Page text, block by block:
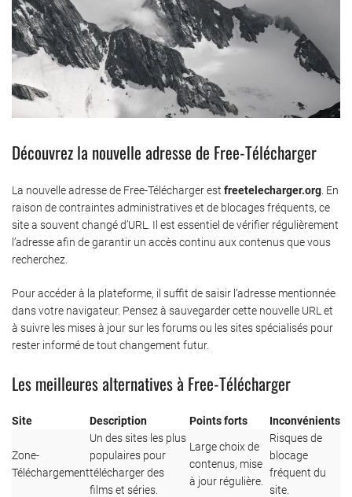
Découvrez la nouvelle adresse de Free-Télécharger
La nouvelle adresse de Free-Télécharger est freetelecharger.org . En
raison de contraintes administratives et de blocages fréquents, ce
site a souvent changé d’URL. Il est essentiel de vérifier régulièrement
l’adresse afin de garantir un accès continu aux contenus que vous
recherchez.
Pour accéder à la plateforme, il suffit de saisir l’adresse mentionnée
dans votre navigateur. Pensez à sauvegarder cette nouvelle URL et
à suivre les mises à jour sur les forums ou les sites spécialisés pour
rester informé de tout changement futur.
Les meilleures alternatives à Free-Télécharger
Site Description Points forts Inconvénients
Zone-
Téléchargement
Un des sites les plus
populaires pour
télécharger des
films et séries.
Large choix de
contenus, mise
à jour régulière.
Risques de
blocage
fréquent du
site.